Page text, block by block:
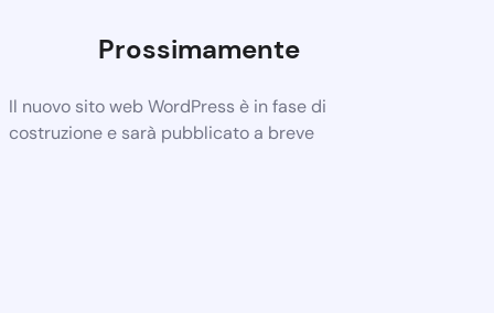
Prossimamente
Il nuovo sito web WordPress è in fase di
costruzione e sarà pubblicato a breve